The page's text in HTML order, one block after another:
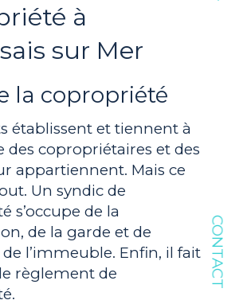
CONTACT
à
sur Mer
la copropriété
établissent et tiennent à
des copropriétaires et des
appartiennent. Mais ce
Un syndic de
s’occupe de la
de la garde et de
de l’immeuble. Enfin, il fait
règlement de